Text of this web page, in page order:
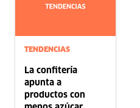
TENDENCIAS
La confitería
apunta a
productos con